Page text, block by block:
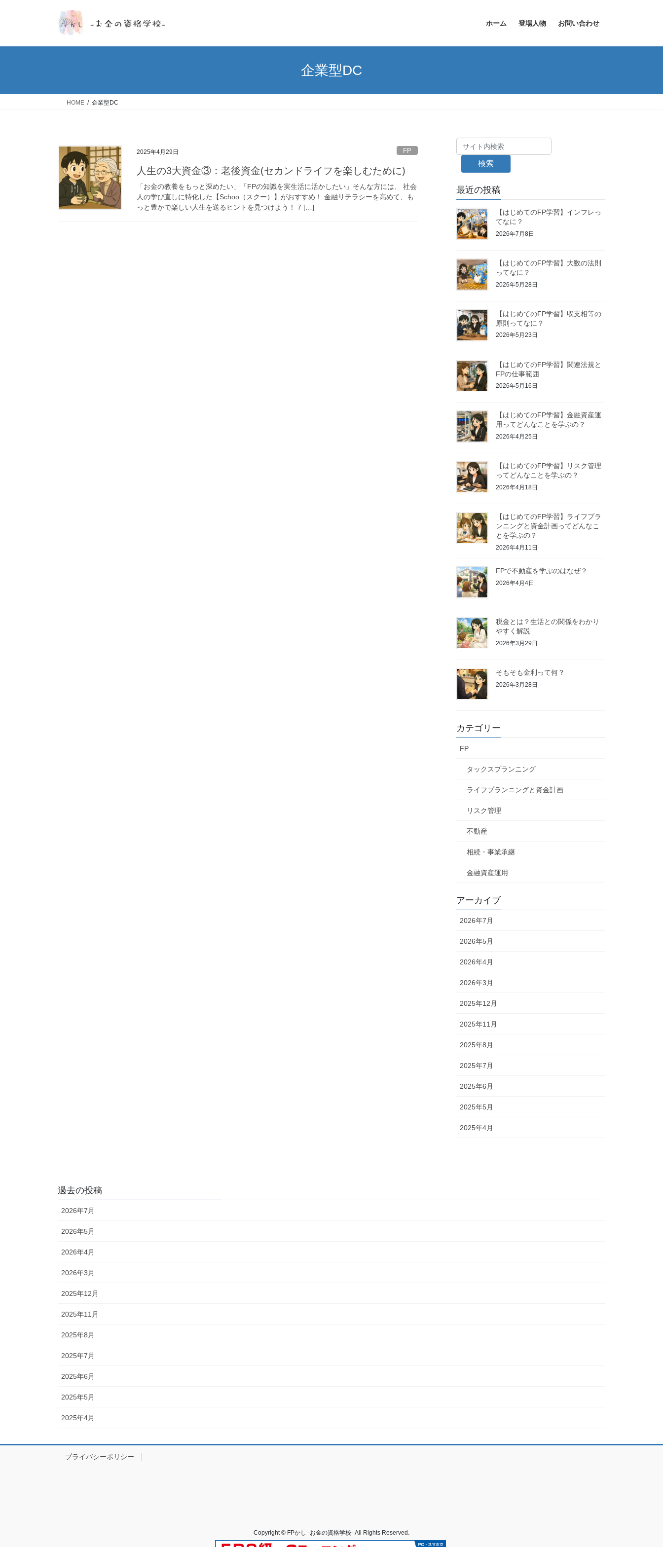
ホーム 登場人物 お問い合わせ
企業型DC
HOME 企業型DC
2025年4月29日 FP
人生の3大資金③：老後資金(セカンドライフを楽しむために)
「お金の教養をもっと深めたい」「FPの知識を実生活に活かしたい」そんな方には、 社会
人の学び直しに特化した【Schoo（スクー）】がおすすめ！ 金融リテラシーを高めて、も
っと豊かで楽しい人生を送るヒントを見つけよう！ 7 […]
検索
最近の投稿
【はじめてのFP学習】インフレっ
てなに？
2026年7月8日
【はじめてのFP学習】大数の法則
ってなに？
2026年5月28日
【はじめてのFP学習】収支相等の
原則ってなに？
2026年5月23日
【はじめてのFP学習】関連法規と
FPの仕事範囲
2026年5月16日
【はじめてのFP学習】金融資産運
用ってどんなことを学ぶの？
2026年4月25日
【はじめてのFP学習】リスク管理
ってどんなことを学ぶの？
2026年4月18日
【はじめてのFP学習】ライフプラ
ンニングと資金計画ってどんなこ
とを学ぶの？
2026年4月11日
FPで不動産を学ぶのはなぜ？
2026年4月4日
税金とは？生活との関係をわかり
やすく解説
2026年3月29日
そもそも金利って何？
2026年3月28日
カテゴリー
FP
タックスプランニング
ライフプランニングと資金計画
リスク管理
不動産
相続・事業承継
金融資産運用
アーカイブ
2026年7月
2026年5月
2026年4月
2026年3月
2025年12月
2025年11月
2025年8月
2025年7月
2025年6月
2025年5月
2025年4月
過去の投稿
2026年7月
2026年5月
2026年4月
2026年3月
2025年12月
2025年11月
2025年8月
2025年7月
2025年6月
2025年5月
2025年4月
プライバシーポリシー
Copyright © FPかし -お金の資格学校- All Rights Reserved.